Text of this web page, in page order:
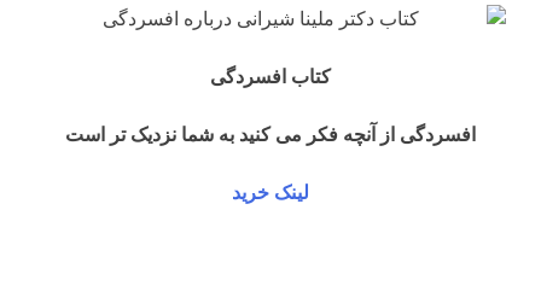
کتاب افسردگی
افسردگی از آنچه فکر می کنید به شما نزدیک تر است
لینک خرید